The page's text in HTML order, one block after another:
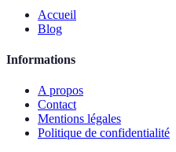
Accueil
Blog
Informations
A propos
Contact
Mentions légales
Politique de confidentialité